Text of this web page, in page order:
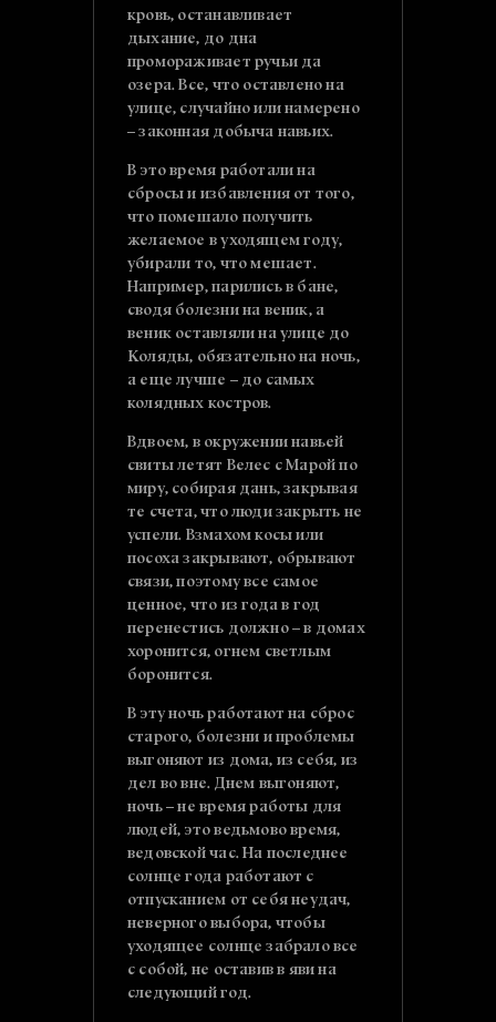
кровь, останавливает
дыхание, до дна
промораживает ручьи да
озера. Все, что оставлено на
улице, случайно или намерено
– законная добыча навьих.
В это время работали на
сбросы и избавления от того,
что помешало получить
желаемое в уходящем году,
убирали то, что мешает.
Например, парились в бане,
сводя болезни на веник, а
веник оставляли на улице до
Коляды, обязательно на ночь,
а еще лучше – до самых
колядных костров.
Вдвоем, в окружении навьей
свиты летят Велес с Марой по
миру, собирая дань, закрывая
те счета, что люди закрыть не
успели. Взмахом косы или
посоха закрывают, обрывают
связи, поэтому все самое
ценное, что из года в год
перенестись должно – в домах
хоронится, огнем светлым
боронится.
В эту ночь работают на сброс
старого, болезни и проблемы
выгоняют из дома, из себя, из
дел во вне. Днем выгоняют,
ночь – не время работы для
людей, это ведьмово время,
ведовской час. На последнее
солнце года работают с
отпусканием от себя неудач,
неверного выбора, чтобы
уходящее солнце забрало все
с собой, не оставив в яви на
следующий год.